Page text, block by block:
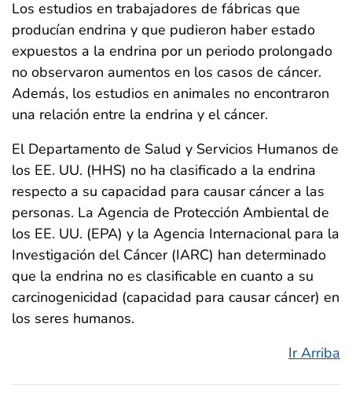
Los estudios en trabajadores de fábricas que
producían endrina y que pudieron haber estado
expuestos a la endrina por un periodo prolongado
no observaron aumentos en los casos de cáncer.
Además, los estudios en animales no encontraron
una relación entre la endrina y el cáncer.
El Departamento de Salud y Servicios Humanos de
los EE. UU. (HHS) no ha clasificado a la endrina
respecto a su capacidad para causar cáncer a las
personas. La Agencia de Protección Ambiental de
los EE. UU. (EPA) y la Agencia Internacional para la
Investigación del Cáncer (IARC) han determinado
que la endrina no es clasificable en cuanto a su
carcinogenicidad (capacidad para causar cáncer) en
los seres humanos.
Ir Arriba